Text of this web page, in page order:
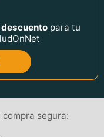
descuento para tu
segura: